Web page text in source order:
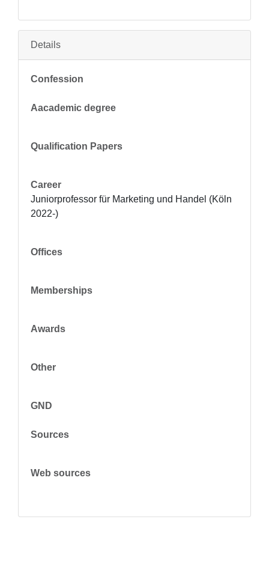
Details
Confession
Aacademic degree
Qualification Papers
Career
Juniorprofessor für Marketing und Handel (Köln
2022-)
Offices
Memberships
Awards
Other
GND
Sources
Web sources